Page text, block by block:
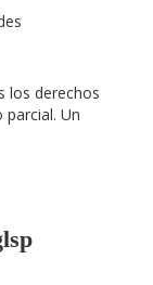
los derechos
Un